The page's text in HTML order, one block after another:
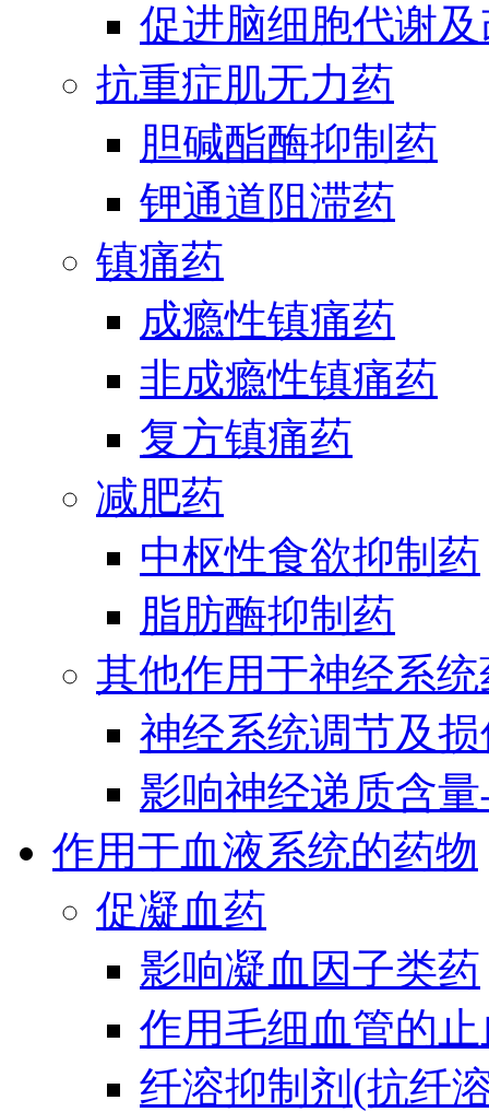
促进脑细胞代谢
抗重症肌无力药
胆碱酯酶抑制药
钾通道阻滞药
镇痛药
成瘾性镇痛药
非成瘾性镇痛药
复方镇痛药
减肥药
中枢性食欲抑制药
脂肪酶抑制药
其他作用于神经系统
神经系统调节及
影响神经递质含
作用于血液系统的药物
促凝血药
影响凝血因子类药
作用毛细血管的
纤溶抑制剂(抗纤